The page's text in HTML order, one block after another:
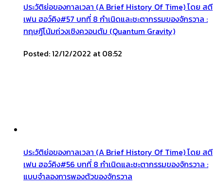
ประวัติย่อของกาลเวลา (A Brief History Of Time) โดย สตี
เฟน ฮอว์คิง#57 บทที่ 8 กำเนิดและชะตากรรมของจักรวาล :
ทฤษฎีโน้มถ่วงเชิงควอนตัม (Quantum Gravity)
Posted: 12/12/2022 at 08:52
ประวัติย่อของกาลเวลา (A Brief History Of Time) โดย สตี
เฟน ฮอว์คิง#56 บทที่ 8 กำเนิดและชะตากรรมของจักรวาล :
แบบจำลองการพองตัวของจักรวาล